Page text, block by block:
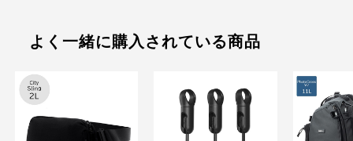
よく一緒に購入されている商品